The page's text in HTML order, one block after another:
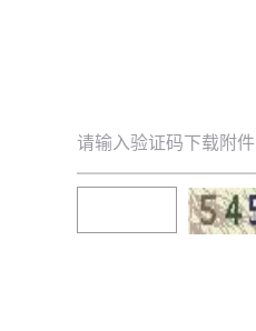
请输入验证码下载附件